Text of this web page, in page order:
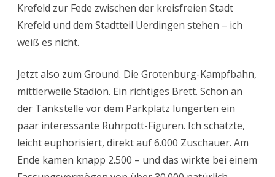
Krefeld zur Fede zwischen der kreisfreien Stadt
Krefeld und dem Stadtteil Uerdingen stehen – ich
weiß es nicht.
Jetzt also zum Ground. Die Grotenburg-Kampfbahn,
mittlerweile Stadion. Ein richtiges Brett. Schon an
der Tankstelle vor dem Parkplatz lungerten ein
paar interessante Ruhrpott-Figuren. Ich schätzte,
leicht euphorisiert, direkt auf 6.000 Zuschauer. Am
Ende kamen knapp 2.500 – und das wirkte bei einem